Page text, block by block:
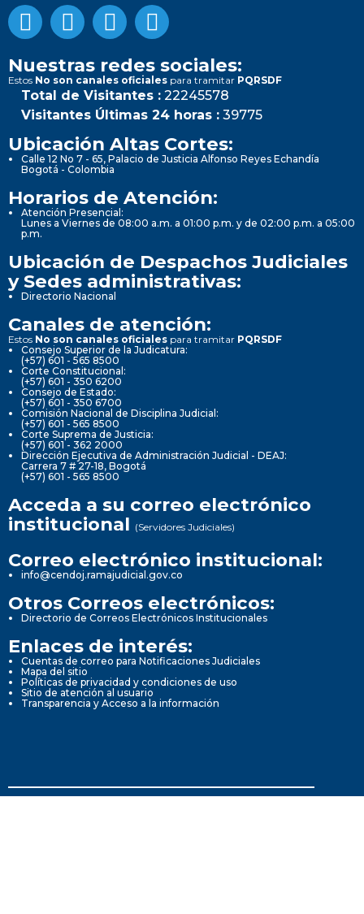
Nuestras redes sociales:
Estos No son canales oficiales para tramitar PQRSDF
Total de Visitantes : 22245578
Visitantes Últimas 24 horas : 39775
Ubicación Altas Cortes:
Calle 12 No 7 - 65, Palacio de Justicia Alfonso Reyes Echandía
Bogotá - Colombia
Horarios de Atención:
Atención Presencial:
Lunes a Viernes de 08:00 a.m. a 01:00 p.m. y de 02:00 p.m. a 05:00
p.m.
Ubicación de Despachos Judiciales
y Sedes administrativas:
Directorio Nacional
Canales de atención:
Estos No son canales oficiales para tramitar PQRSDF
Consejo Superior de la Judicatura:
(+57) 601 - 565 8500
Corte Constitucional:
(+57) 601 - 350 6200
Consejo de Estado:
(+57) 601 - 350 6700
Comisión Nacional de Disciplina Judicial:
(+57) 601 - 565 8500
Corte Suprema de Justicia:
(+57) 601 - 362 2000
Dirección Ejecutiva de Administración Judicial - DEAJ:
Carrera 7 # 27-18, Bogotá
(+57) 601 - 565 8500
Acceda a su correo electrónico
institucional (Servidores Judiciales)
Correo electrónico institucional:
info@cendoj.ramajudicial.gov.co
Otros Correos electrónicos:
Directorio de Correos Electrónicos Institucionales
Enlaces de interés:
Cuentas de correo para Notificaciones Judiciales
Mapa del sitio
Políticas de privacidad y condiciones de uso
Sitio de atención al usuario
Transparencia y Acceso a la información